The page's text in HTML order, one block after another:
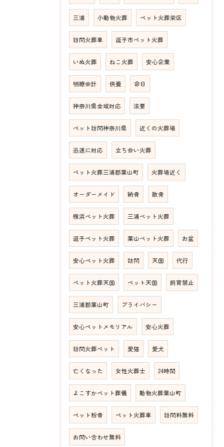
三浦 小動物火葬 ペット火葬栄区
訪問火葬車 逗子市ペット火葬
いぬ火葬 ねこ火葬 安心企業
明瞭会計 供養 命日
神奈川県全域対応 法要
ペット訪問神奈川県 近くの火葬場
迅速に対応 立ち会い火葬
ペット火葬三浦郡葉山町 火葬場近く
オーダーメイド 納骨 散骨
横浜ペット火葬 三浦ペット火葬
逗子ペット火葬 葉山ペット火葬 お盆
安心ペット火葬 訪問 天国 代行
ペット火葬天国 ペット天国 飼育禁止
三浦郡葉山町 プライバシー
安心ペットメモリアル 安心火葬
訪問火葬ペット 愛猫 愛犬
亡くなった 女性火葬士 24時間
よこすかペット葬儀 動物火葬葉山町
ペット粉骨 ペット火葬車 訪問料無料
お問い合わせ無料